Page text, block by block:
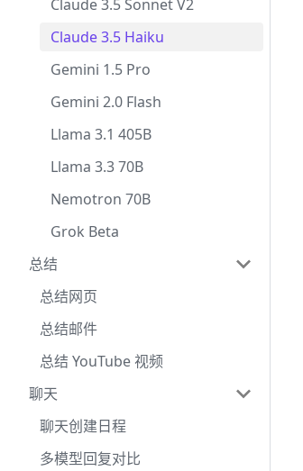
Claude 3.5 Sonnet V2
Claude 3.5 Haiku
Gemini 1.5 Pro
Gemini 2.0 Flash
Llama 3.1 405B
Llama 3.3 70B
Nemotron 70B
Grok Beta
总结
总结网页
总结邮件
总结 YouTube 视频
聊天
聊天创建日程
多模型回复对比